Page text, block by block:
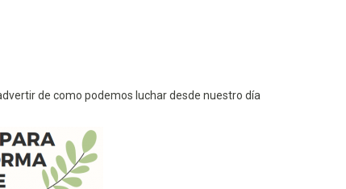
de como podemos luchar desde nuestro día